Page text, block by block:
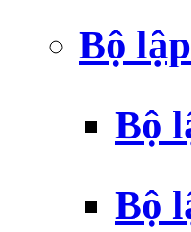
Bộ
Bộ
Bộ